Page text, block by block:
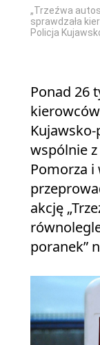
„Trzeźwa
sprawdzała
Policja
Ponad 26
wspólnie
Pomorza i
akcję
poranek”